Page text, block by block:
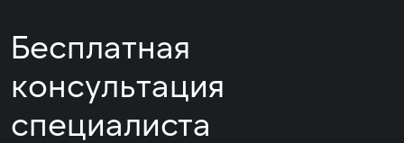
Бесплатная
консультация
специалиста